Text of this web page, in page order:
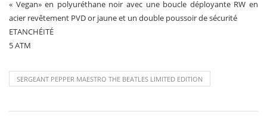
« Vegan» en polyuréthane noir avec une boucle déployante RW en
acier revêtement PVD or jaune et un double poussoir de sécurité
ETANCHÉITÉ
5 ATM
SERGEANT PEPPER MAESTRO THE BEATLES LIMITED EDITION